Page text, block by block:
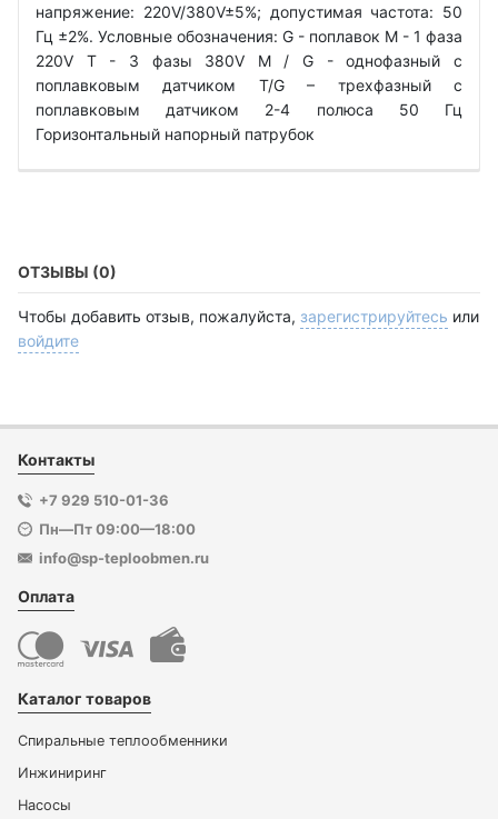
напряжение: 220V/380V±5%; допустимая частота: 50
Гц ±2%. Условные обозначения: G - поплавок М - 1 фаза
220V Т - 3 фазы 380V M / G - однофазный с
поплавковым датчиком T/G – трехфазный с
поплавковым датчиком 2-4 полюса 50 Гц
Горизонтальный напорный патрубок
ОТЗЫВЫ (0)
Чтобы добавить отзыв, пожалуйста, зарегистрируйтесь или
войдите
Контакты
+7 929 510-01-36
Пн—Пт 09:00—18:00
info@sp-teploobmen.ru
Оплата
Каталог товаров
Спиральные теплообменники
Инжиниринг
Насосы